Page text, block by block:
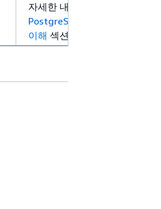
자세한 내용은
PostgreSQL 역할 및 권한
이해 섹션을 참조하세요.